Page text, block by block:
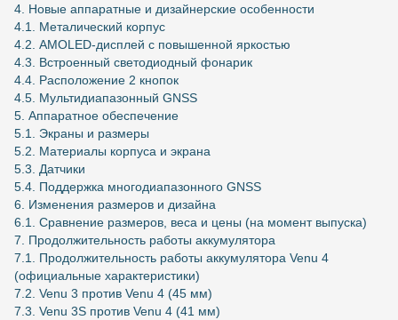
4. Новые аппаратные и дизайнерские особенности
4.1. Металический корпус
4.2. AMOLED-дисплей с повышенной яркостью
4.3. Встроенный светодиодный фонарик
4.4. Расположение 2 кнопок
4.5. Мультидиапазонный GNSS
5. Аппаратное обеспечение
5.1. Экраны и размеры
5.2. Материалы корпуса и экрана
5.3. Датчики
5.4. Поддержка многодиапазонного GNSS
6. Изменения размеров и дизайна
6.1. Сравнение размеров, веса и цены (на момент выпуска)
7. Продолжительность работы аккумулятора
7.1. Продолжительность работы аккумулятора Venu 4
(официальные характеристики)
7.2. Venu 3 против Venu 4 (45 мм)
7.3. Venu 3S против Venu 4 (41 мм)